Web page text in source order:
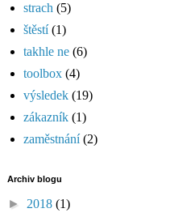
strach (5)
štěstí (1)
takhle ne (6)
toolbox (4)
výsledek (19)
zákazník (1)
zaměstnání (2)
Archiv blogu
► 2018 (1)